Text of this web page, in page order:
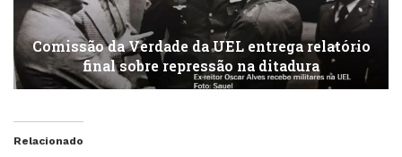
Comissão da Verdade da UEL entrega relatório
final sobre repressão na ditadura
Relacionado